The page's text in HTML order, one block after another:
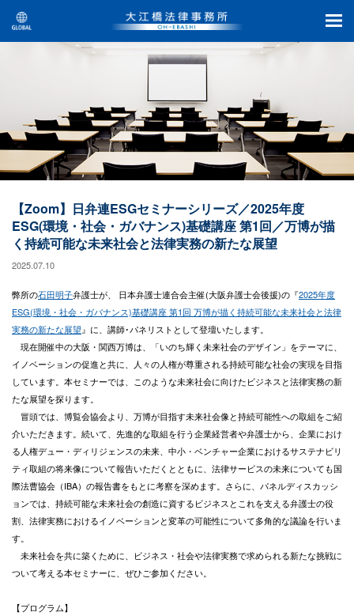
【Zoom】日弁連ESGセミナーシリーズ／2025年度
ESG(環境・社会・ガバナンス)基礎講座 第1回／万博が描
く持続可能な未来社会と法律実務の新たな展望
2025.07.10
弊所の石田明子弁護士が、 日本弁護士連合会主催(大阪弁護士会後援)の『2025年度
ESG(環境・社会・ガバナンス)基礎講座 第1回 万博が描く持続可能な未来社会と法律
実務の新たな展望 』に、講師･パネリストとして登壇いたします。
現在開催中の大阪・関西万博は、「いのち輝く未来社会のデザイン」をテーマに、
イノベーションの促進と共に、人々の人権が尊重される持続可能な社会の実現を目指
しています。本セミナーでは、このような未来社会に向けたビジネスと法律実務の新
たな展望を探ります。
冒頭では、博覧会協会より、万博が目指す未来社会像と持続可能性への取組をご紹
介いただきます。続いて、先進的な取組を行う企業経営者や弁護士から、企業におけ
る人権デュー・ディリジェンスの未来、中小・ベンチャー企業におけるサステナビリ
ティ取組の将来像について報告いただくとともに、法律サービスの未来についても国
際法曹協会（IBA）の報告書をもとに考察を深めます。さらに、パネルディスカッシ
ョンでは、持続可能な未来社会の創造に資するビジネスとこれを支える弁護士の役
割、法律実務におけるイノベーションと変革の可能性について多角的な議論を行いま
す。
未来社会を共に築くために、ビジネス・社会や法律実務で求められる新たな挑戦に
ついて考える本セミナーに、ぜひご参加ください。
【プログラム】